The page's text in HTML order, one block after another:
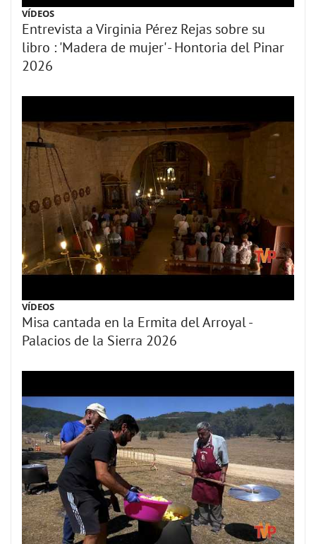
VÍDEOS
Entrevista a Virginia Pérez Rejas sobre su
libro : 'Madera de mujer' - Hontoria del Pinar
2026
VÍDEOS
Misa cantada en la Ermita del Arroyal -
Palacios de la Sierra 2026